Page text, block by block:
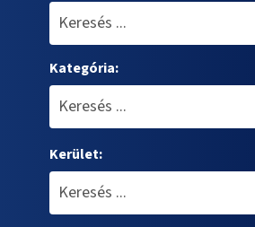
Kategória:
Kerület: